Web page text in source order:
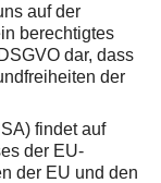
auf der
berechtigtes
dar, dass
der
findet auf
der EU-
der EU und den